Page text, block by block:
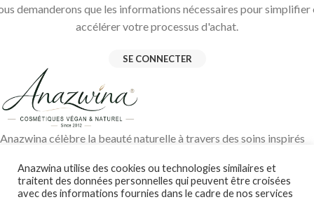
demanderons que les informations nécessaires pour simplifier
accélérer votre processus d'achat.
SE CONNECTER
Anazwina célèbre la beauté naturelle à travers des soins inspirés
ingrédients soigneusement sélectionnés pour révéler l’éclat
authentique de votre peau et de vos cheveux.
Anazwina utilise des cookies ou technologies similaires et
traitent des données personnelles qui peuvent être croisées
avec des informations fournies dans le cadre de nos services